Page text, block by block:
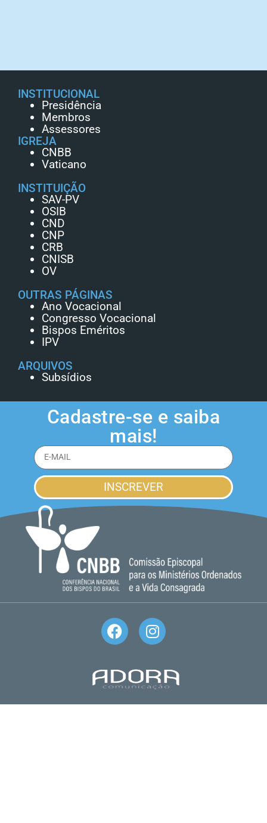
INSTITUCIONAL
Presidência
Membros
Assessores
IGREJA
CNBB
Vaticano
INSTITUIÇÃO
SAV-PV
OSIB
CND
CNP
CRB
CNISB
OV
OUTRAS PÁGINAS
Ano Vocacional
Congresso Vocacional
Bispos Eméritos
IPV
ARQUIVOS
Subsídios
Cadastre-se e saiba
mais!
INSCREVER